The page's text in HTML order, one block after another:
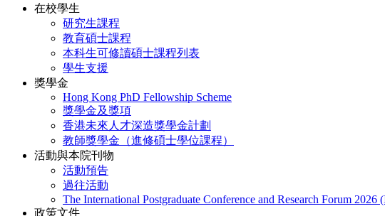
在校學生
研究生課程
教育碩士課程
本科生可修讀碩士課程列表
學生支援
獎學金
Hong Kong PhD Fellowship Scheme
獎學金及獎項
香港未來人才深造獎學金計劃
教師獎學金（進修碩士學位課程）
活動與本院刊物
活動預告
過往活動
The International Postgraduate Conference and Research Forum 2026
政策文件